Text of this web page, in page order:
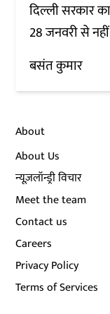
दिल्ली सरकार
28 जनवरी से
बसंत कुमार
About
About Us
न्यूज़लॉन्ड्री विचार
Meet the team
Contact us
Careers
Privacy Policy
Terms of Services